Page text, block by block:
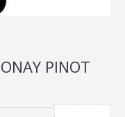
PINOT